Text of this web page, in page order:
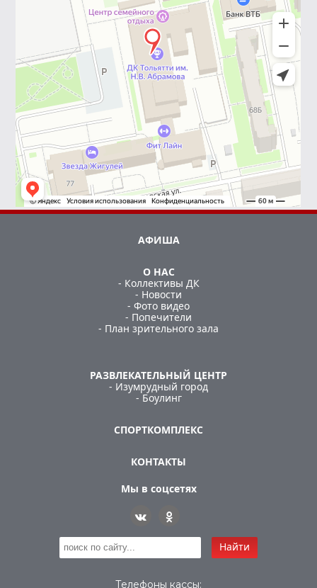
АФИША
О НАС
- Коллективы ДК
- Новости
- Фото видео
- Попечители
- План зрительного зала
РАЗВЛЕКАТЕЛЬНЫЙ ЦЕНТР
- Изумрудный город
- Боулинг
СПОРТКОМПЛЕКС
КОНТАКТЫ
Мы в соцсетях
Найти
Телефоны кассы: